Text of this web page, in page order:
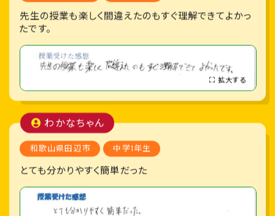
先生の授業も楽しく間違えたのもすぐ理解できてよかっ
たです。
拡大する
わかなちゃん
和歌山県田辺市 中学1年生
とても分かりやすく簡単だった